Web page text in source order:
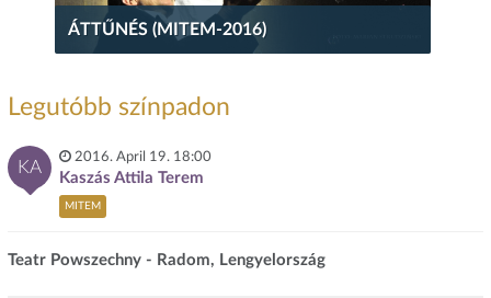
ÁTTŰNÉS (MITEM-2016)
Legutóbb színpadon
KA
2016. April 19. 18:00
Kaszás Attila Terem
MITEM
Teatr Powszechny - Radom, Lengyelország